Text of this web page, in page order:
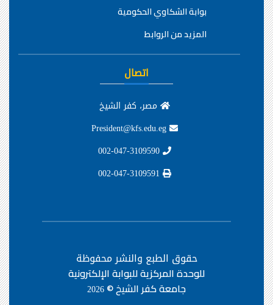
بوابة الشكاوي الحكومية
المزيد من الروابط
اتصال
مصر، كفر الشيخ
حقوق الطبع والنشر محفوظة
للوحدة المركزية للبوابة الإلكترونية
جامعة كفر الشيخ ©2026